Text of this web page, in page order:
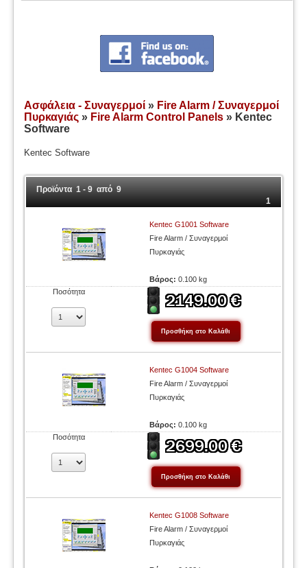
Ασφάλεια - Συναγερμοί » Fire Alarm / Συναγερμοί
Πυρκαγιάς » Fire Alarm Control Panels » Kentec
Software
Kentec Software
Προϊόντα 1 - 9 από 9
1
Kentec G1001 Software
Fire Alarm / Συναγερμοί
Πυρκαγιάς
Βάρος:0.100 kg
Ποσότητα
Kentec G1004 Software
Fire Alarm / Συναγερμοί
Πυρκαγιάς
Βάρος:0.100 kg
Ποσότητα
Kentec G1008 Software
Fire Alarm / Συναγερμοί
Πυρκαγιάς